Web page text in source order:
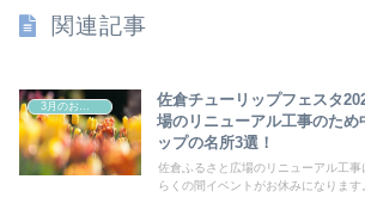
関連記事
佐倉チューリップフェスタ
場のリニューアル工事のため
ップの名所3選！
佐倉ふるさと広場のリニューアル工
らくの間イベントがお休みになります